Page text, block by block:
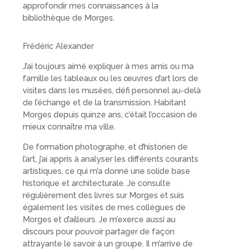
approfondir mes connaissances à la
bibliothèque de Morges.
Frédéric Alexander
J’ai toujours aimé expliquer à mes amis ou ma
famille les tableaux ou les œuvres d’art lors de
visites dans les musées, défi personnel au-delà
de l’échange et de la transmission. Habitant
Morges depuis quinze ans, c’était l’occasion de
mieux connaître ma ville.
De formation photographe, et d’historien de
l’art, j’ai appris à analyser les différents courants
artistiques, ce qui m’a donné une solide base
historique et architecturale. Je consulte
régulièrement des livres sur Morges et suis
également les visites de mes collègues de
Morges et d’ailleurs. Je m’exerce aussi au
discours pour pouvoir partager de façon
attrayante le savoir à un groupe. Il m’arrive de